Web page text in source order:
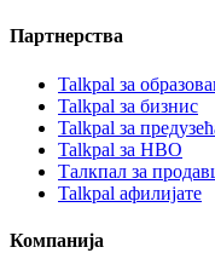
Партнерства
Talkpal за
Talkpal за бизнис
Talkpal за
Talkpal за НВО
Талкпал за
Talkpal афилијате
Компанија